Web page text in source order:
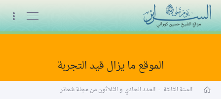
البث المباشر
الموقع ما يزال قيد التجربة
السنة الثالثة - العـدد الحادي و الثلاثون من مجلة شعائر